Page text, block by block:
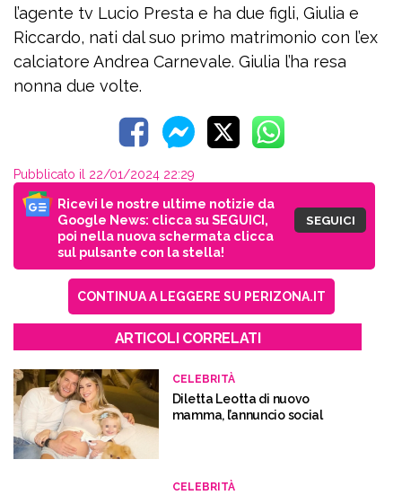
l’agente tv Lucio Presta e ha due figli, Giulia e
Riccardo, nati dal suo primo matrimonio con l’ex
calciatore Andrea Carnevale. Giulia l’ha resa
nonna due volte.
Pubblicato il 22/01/2024 22:29
Ricevi le nostre ultime notizie da
Google News: clicca su SEGUICI,
poi nella nuova schermata clicca
sul pulsante con la stella!
SEGUICI
CONTINUA A LEGGERE SU PERIZONA.IT
ARTICOLI CORRELATI
CELEBRITÀ
Diletta Leotta di nuovo
mamma, l’annuncio social
CELEBRITÀ